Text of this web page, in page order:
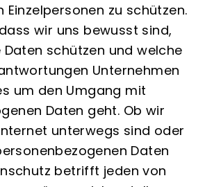
Einzelpersonen zu schützen.
wir uns bewusst sind,
schützen und welche
Unternehmen
um den Umgang mit
Daten geht. Ob wir
unterwegs sind oder
Daten
betrifft jeden von